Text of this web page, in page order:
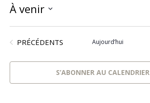
À venir
Sélectionnez
une
date.
ÉVÈNEMENTS
PRÉCÉDENTS Aujourd’hui
S’ABONNER AU CALENDRIER